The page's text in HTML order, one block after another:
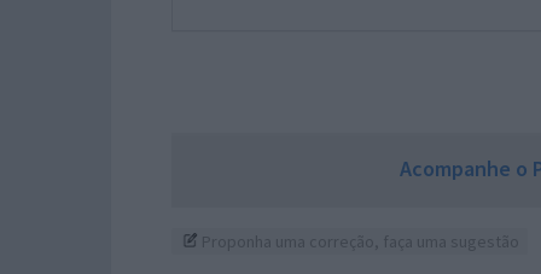
Acompanhe o